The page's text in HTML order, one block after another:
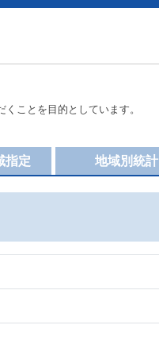
ことを目的としています。
地域別統計
指定